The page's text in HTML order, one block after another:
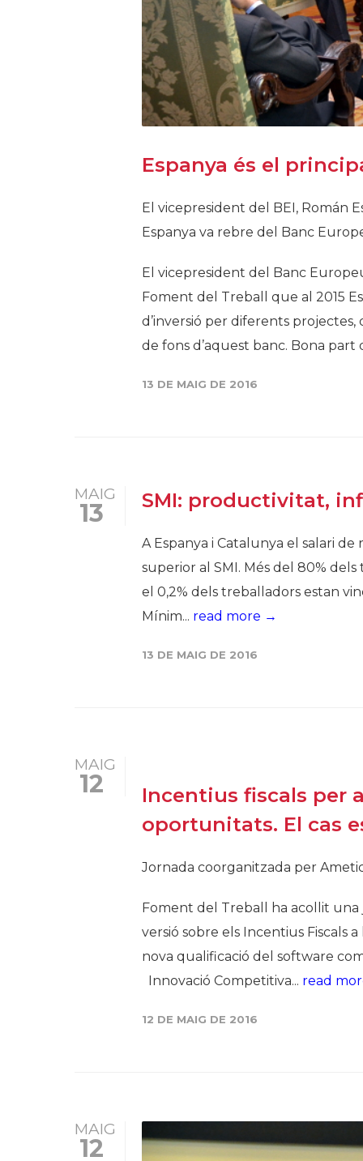
Espanya és el
El vicepresident del BEI, Román
Espanya va rebre del Banc
El vicepresident del Banc
Foment del Treball que al 2015
d’inversió per diferents
de fons d’aquest banc. Bona part
13 DE MAIG DE 2016
MAIG
13 ​SMI: productivitat,
A Espanya i Catalunya el salari
superior al SMI. Més del 80%
el 0,2% dels treballadors estan
Mínim... read more →
13 DE MAIG DE 2016
MAIG
12
Incentius fiscals per
oportunitats. El cas
Jornada coorganitzada per
Foment del Treball ha acollit una
versió sobre els Incentius Fiscals
nova qualificació del software
Innovació Competitiva... read
12 DE MAIG DE 2016
MAIG
12